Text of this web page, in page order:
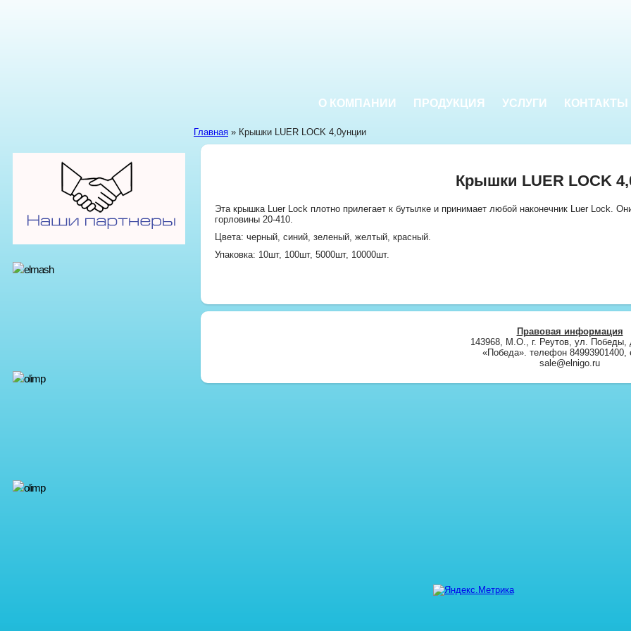
О КОМПАНИИ ПРОДУКЦИЯ УСЛУГИ КОНТАКТЫ
Главная » Крышки LUER LOCK 4,0унции
Крышки LUER LOCK
Эта крышка Luer Lock плотно прилегает к бутылке и принимает любой наконечник Luer Lock.
горловины 20-410.
Цвета: черный, синий, зеленый, желтый, красный.
Упаковка: 10шт, 100шт, 5000шт, 10000шт.
Правовая информация
143968, М.О., г. Реутов, ул.
«Победа». телефон 84993901400,
sale@elnigo.ru